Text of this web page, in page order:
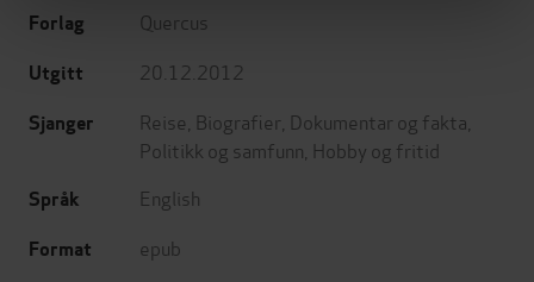
Forlag Quercus
Utgitt 20.12.2012
Sjanger Reise Biografier Dokumentar og fakta
Politikk og samfunn Hobby og fritid
Språk English
Format epub